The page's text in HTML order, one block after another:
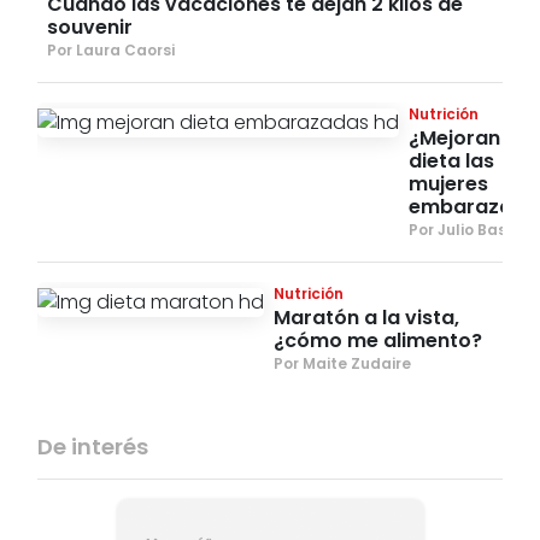
souvenir
Por Laura Caorsi
Nutrición
¿Mejoran su
dieta las
mujeres
Por Julio Basulto
Nutrición
Maratón a la vista,
¿cómo me alimento?
Por Maite Zudaire
De interés